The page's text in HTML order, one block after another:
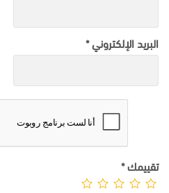
البريد الإلكتروني*
تقييمك*